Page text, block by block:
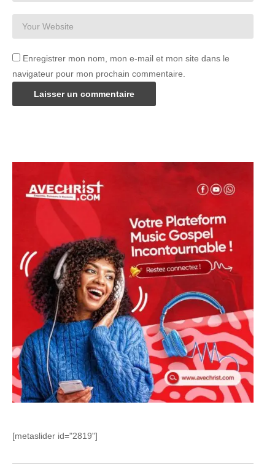
Enregistrer mon nom, mon e-mail et mon site dans le
navigateur pour mon prochain commentaire.
[metaslider id="2819"]